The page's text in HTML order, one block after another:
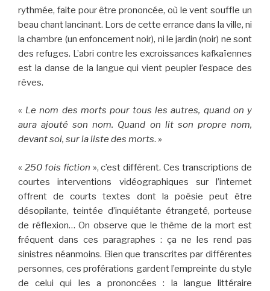
rythmée, faite pour être prononcée, où le vent souffle un
beau chant lancinant. Lors de cette errance dans la ville, ni
la chambre (un enfoncement noir), ni le jardin (noir) ne sont
des refuges. L’abri contre les excroissances kafkaïennes
est la danse de la langue qui vient peupler l’espace des
rêves.
« Le nom des morts pour tous les autres, quand on y
aura ajouté son nom. Quand on lit son propre nom,
devant soi, sur la liste des morts. »
« 250 fois fiction », c’est différent. Ces transcriptions de
courtes interventions vidéographiques sur l’internet
offrent de courts textes dont la poésie peut être
désopilante, teintée d’inquiétante étrangeté, porteuse
de réflexion… On observe que le thème de la mort est
fréquent dans ces paragraphes : ça ne les rend pas
sinistres néanmoins. Bien que transcrites par différentes
personnes, ces proférations gardent l’empreinte du style
de celui qui les a prononcées : la langue littéraire